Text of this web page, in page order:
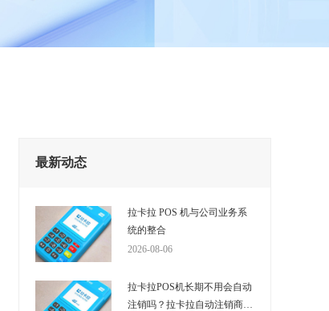
最新动态
拉卡拉 POS 机与公司业务系
统的整合
2026-08-06
拉卡拉POS机长期不用会自动
注销吗？拉卡拉自动注销商户